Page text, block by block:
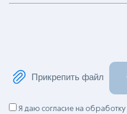
Прикрепить файл
Я даю согласие на